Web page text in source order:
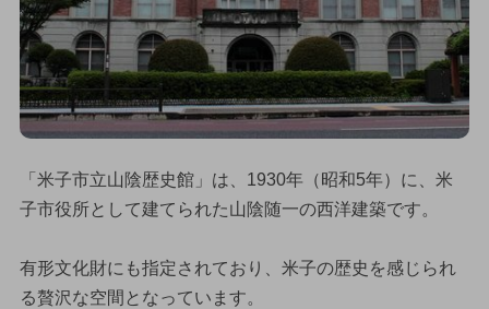
「米子市立山陰歴史館」は、1930年（昭和5年）に、米
子市役所として建てられた山陰随一の西洋建築です。
有形文化財にも指定されており、米子の歴史を感じられ
る贅沢な空間となっています。